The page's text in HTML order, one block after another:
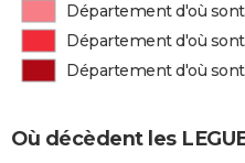
Département d'où sont
Département d'où
Département d'où
Où décèdent les